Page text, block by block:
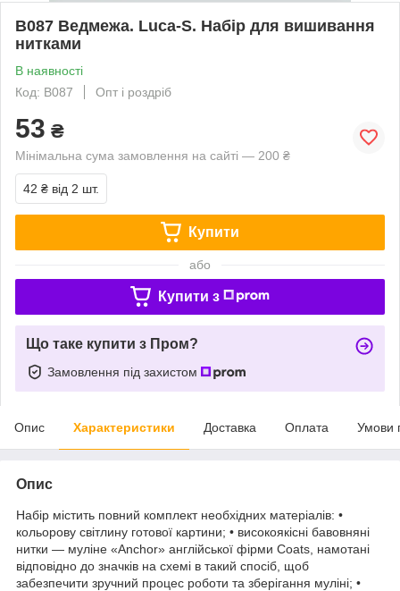
B087 Ведмежа. Luca-S. Набір для вишивання
нитками
В наявності
Код: B087
Опт і роздріб
53 ₴
Мінімальна сума замовлення на сайті — 200 ₴
42 ₴ від 2 шт.
Купити
або
Купити з
Що таке купити з Пром?
Замовлення під захистом
Опис Характеристики Доставка Оплата Умови
Опис
Набір містить повний комплект необхідних матеріалів: •
кольорову світлину готової картини; • високоякісні бавовняні
нитки — муліне «Anchor» англійської фірми Coats, намотані
відповідно до значків на схемі в такий спосіб, щоб
забезпечити зручний процес роботи та зберігання муліні; •